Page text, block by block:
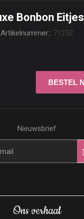
Bonbon Eitjes
Artikelnummer:: 71252
Nieuwsbrief
Ons verhaal